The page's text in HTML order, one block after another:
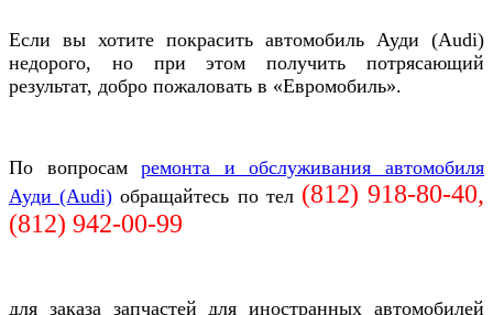
Если вы хотите покрасить автомобиль Ауди (Audi)
недорого, но при этом получить потрясающий
результат, добро пожаловать в «Евромобиль».
По вопросамремонта и обслуживания автомобиля
Ауди (Audi) обращайтесь по тел (812) 918-80-40,
(812) 942-00-99
для заказа запчастей для иностранных автомобилей